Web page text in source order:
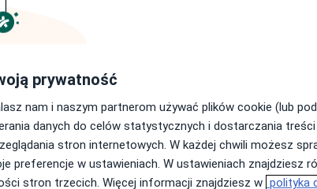
prywatność
nam i naszym partnerom używać plików cookie (lub
danych do celów statystycznych i dostarczania
stron internetowych. W każdej chwili możesz
preferencje w ustawieniach. W ustawieniach znajdziesz
stron trzecich. Więcej informacji znajdziesz w polityka